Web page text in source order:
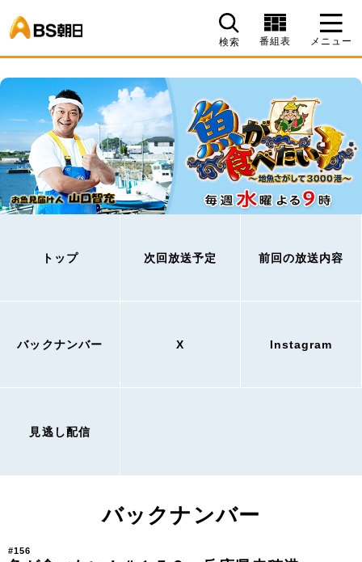
検索 番組表 メニュー
トップ 次回放送予定 前回の放送内容
バックナンバー X Instagram
見逃し配信
バックナンバー
#156